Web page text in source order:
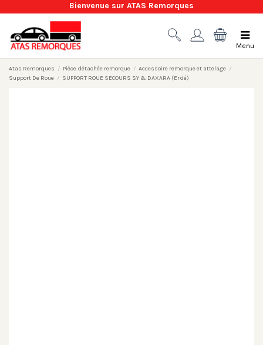
Bienvenue sur ATAS Remorques
Menu
Atas Remorques Pièce détachée remorque
Accessoire remorque et attelage
Support De Roue
SUPPORT ROUE SECOURS SY & DAXARA (Erdé)